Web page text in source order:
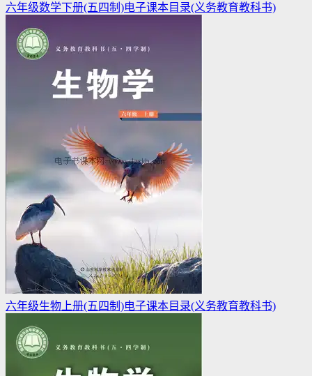
六年级数学下册(五四制)电子课本目录(义务教育教科书)
六年级生物上册(五四制)电子课本目录(义务教育教科书)